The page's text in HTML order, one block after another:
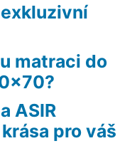
matraci do
ASIR
pro váš